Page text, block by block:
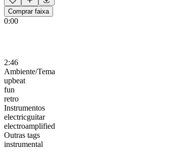
Comprar faixa
0:00
2:46
Ambiente/Tema
upbeat
fun
retro
Instrumentos
electricguitar
electroamplified
Outras tags
instrumental